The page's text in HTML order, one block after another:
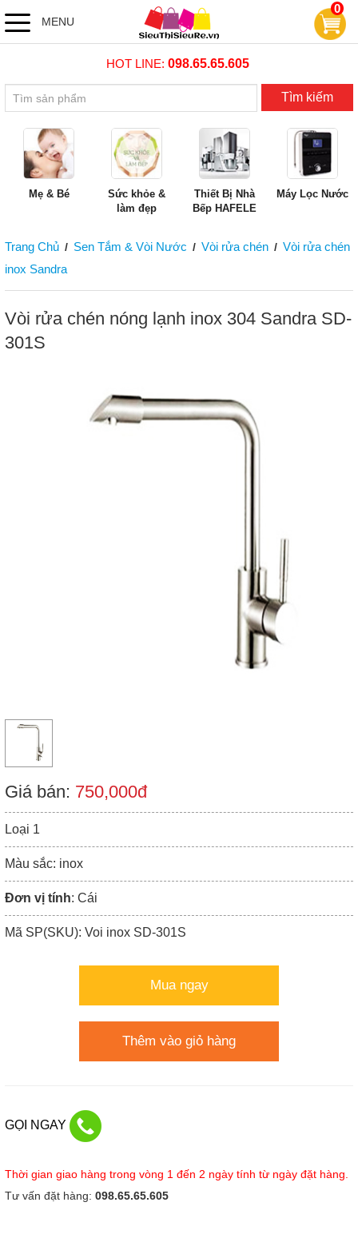
MENU
0
HOT LINE: 098.65.65.605
Tìm kiếm
Mẹ & Bé
Sức khỏe &
làm đẹp
Thiết Bị Nhà
Bếp HAFELE
Máy Lọc Nước
Trang Chủ / Sen Tắm & Vòi Nước / Vòi rửa chén / Vòi rửa chén
inox Sandra
Vòi rửa chén nóng lạnh inox 304 Sandra SD-
301S
Giá bán: 750,000đ
Loại 1
Màu sắc: inox
Đơn vị tính: Cái
Mã SP(SKU): Voi inox SD-301S
Mua ngay
Thêm vào giỏ hàng
GỌI NGAY
Thời gian giao hàng trong vòng 1 đến 2 ngày tính từ ngày đặt hàng.
Tư vấn đặt hàng: 098.65.65.605